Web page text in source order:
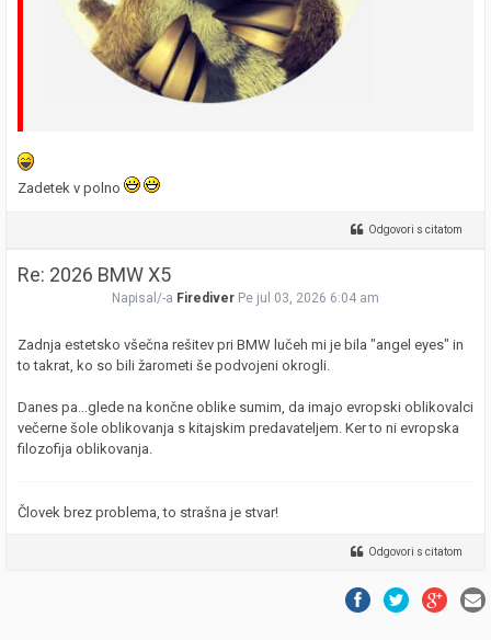
Zadetek v polno
Odgovori s citatom
Re: 2026 BMW X5
Napisal/-a Firediver Pe jul 03, 2026 6:04 am
Zadnja estetsko všečna rešitev pri BMW lučeh mi je bila "angel eyes" in
to takrat, ko so bili žarometi še podvojeni okrogli.
Danes pa...glede na končne oblike sumim, da imajo evropski oblikovalci
večerne šole oblikovanja s kitajskim predavateljem. Ker to ni evropska
filozofija oblikovanja.
Človek brez problema, to strašna je stvar!
Odgovori s citatom